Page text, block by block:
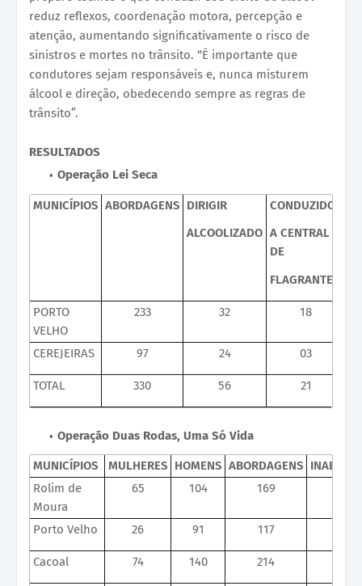
reduz reflexos, coordenação motora, percepção e
atenção, aumentando significativamente o risco de
sinistros e mortes no trânsito. “É importante que
condutores sejam responsáveis e, nunca misturem
álcool e direção, obedecendo sempre as regras de
trânsito”.
RESULTADOS
Operação Lei Seca
MUNICÍPIOS ABORDAGENS DIRIGIR
ALCOOLIZADO
CONDUZIDOS
A CENTRAL
DE
FLAGRANTES
PORTO
VELHO
233 32 18
CEREJEIRAS 97 24 03
TOTAL 330 56 21
Operação Duas Rodas, Uma Só Vida
MUNICÍPIOS MULHERES HOMENS ABORDAGENS
Rolim de
Moura
65 104 169
Porto Velho 26 91 117
Cacoal 74 140 214